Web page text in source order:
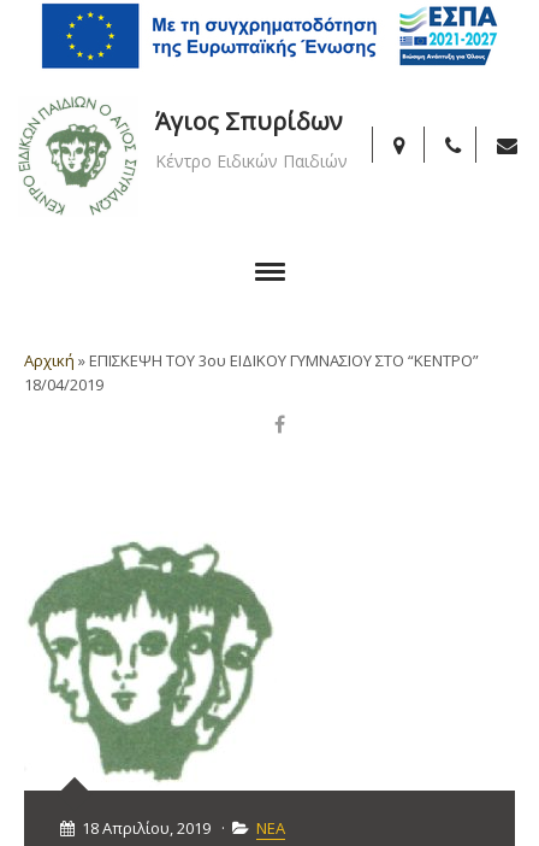
Άγιος Σπυρίδων
Κέντρο Ειδικών Παιδιών
Αρχική »ΕΠΙΣΚΕΨΗ ΤΟΥ 3ου ΕΙΔΙΚΟΥ ΓΥΜΝΑΣΙΟΥ ΣΤΟ “ΚΕΝΤΡΟ”
18/04/2019
18 Απριλίου, 2019 · ΝΕΑ